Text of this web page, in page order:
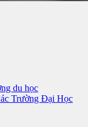
du học
Trường Đại Học